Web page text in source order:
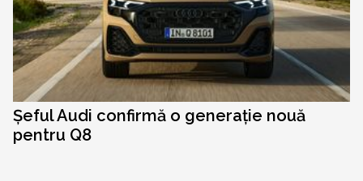
Șeful Audi confirmă o generație nouă
pentru Q8